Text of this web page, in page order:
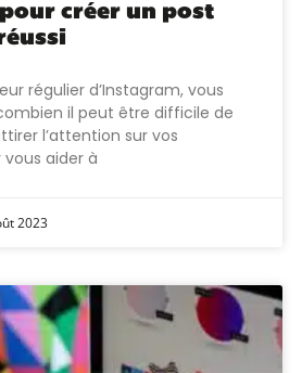
pour créer un post
régulier d’Instagram, vous
il peut être difficile de
l’attention sur vos
aider à
2023